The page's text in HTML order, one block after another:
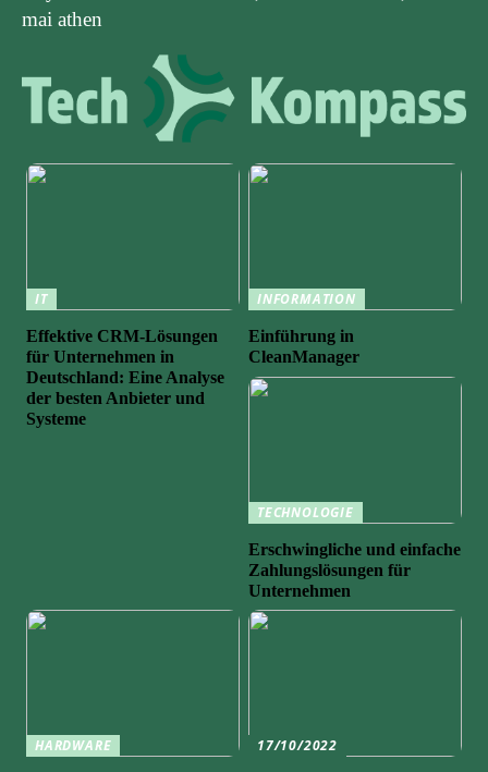
mai athen
IT
Effektive CRM-Lösungen
für Unternehmen in
Deutschland: Eine Analyse
der besten Anbieter und
Systeme
INFORMATION
Einführung in
CleanManager
TECHNOLOGIE
Erschwingliche und einfache
Zahlungslösungen für
Unternehmen
HARDWARE 17/10/2022